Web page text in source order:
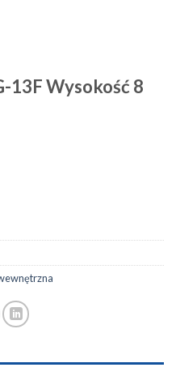
13F Wysokość 8